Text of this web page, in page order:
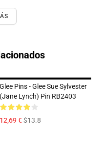
Glee Pins - Glee Sue Sylvester
(Jane Lynch) Pin RB2403
12,69 €$13.8